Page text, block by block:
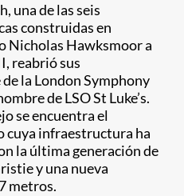
una de las seis
construidas en
Nicholas Hawksmoor a
reabrió sus
la London Symphony
de LSO St Luke’s.
se encuentra el
cuya infraestructura ha
la última generación de
y una nueva
metros.